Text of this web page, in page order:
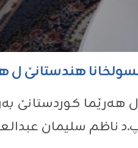
هندستانێ ل
وەڵاتێ هندستانێ ل هەرێما